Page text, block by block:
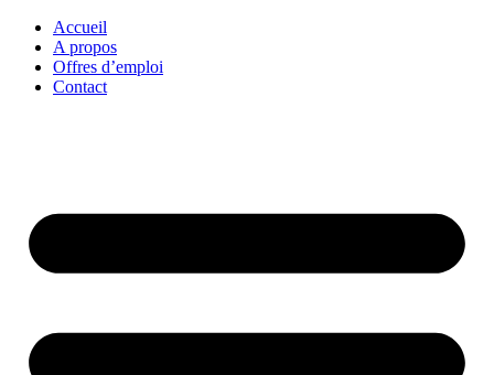
Accueil
A propos
Offres d’emploi
Contact